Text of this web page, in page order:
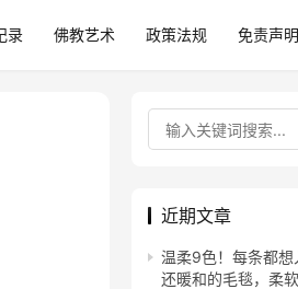
录 佛教艺术 政策法规 免责声明
近期文章
温柔9色！每条都
还暖和的毛毯，柔软